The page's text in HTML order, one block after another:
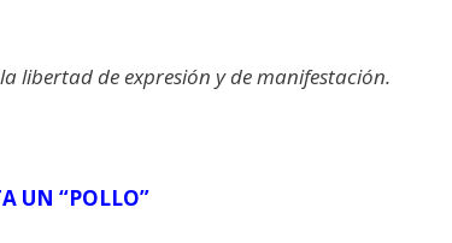
libertad de expresión y de manifestación.
UN “POLLO”